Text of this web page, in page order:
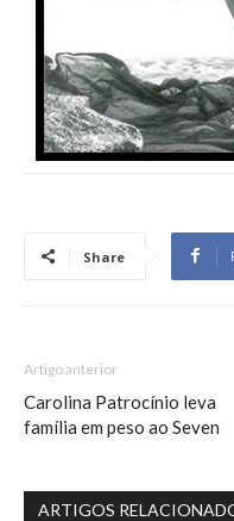
Share
Artigo anterior
Carolina Patrocínio leva
família em peso ao Seven
ARTIGOS